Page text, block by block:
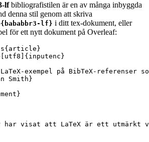
lfbibliografistilen är en av många inbyggda
denna stil genom att skriva
lf} i ditt tex-dokument, eller
för ett nytt dokument på Overleaf:
{ article }
utf8 ]{ inputenc }
exempel på BibTeX-
Smith}
}
har visat att LaTeX är ett utmärkt